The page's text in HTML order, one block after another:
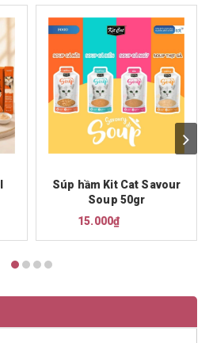
Súp hầm Kit Cat Savour
Soup 50gr
15.000₫